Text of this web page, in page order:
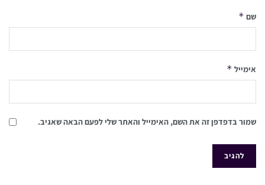
שם *
אימייל *
שמור בדפדפן זה את השם, האימייל והאתר שלי לפעם הבאה שאגיב.